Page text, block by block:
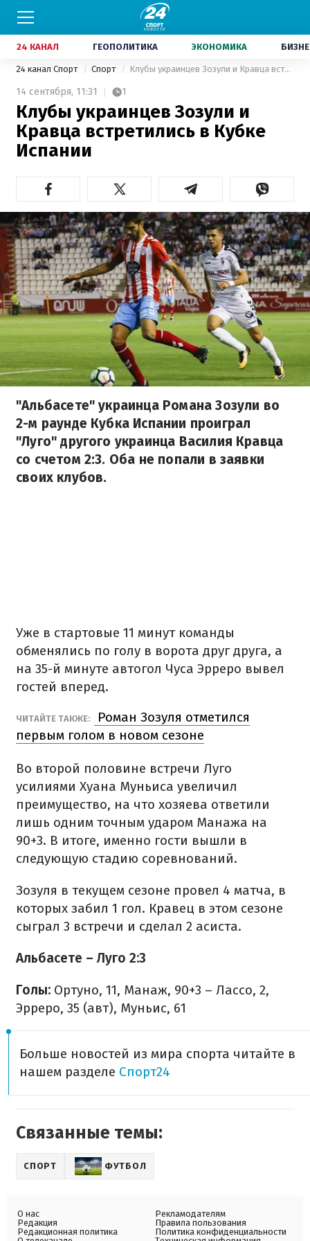
24 КАНАЛ ГЕОПОЛИТИКА ЭКОНОМИКА
24 канал Спорт Спорт Клубы украинцев Зозули и Кравца встретились в Кубке Испании
14 сентября, 11:31 1
Клубы украинцев Зозули и
Кравца встретились в Кубке
Испании
"Альбасете" украинца Романа Зозули во
2-м раунде Кубка Испании проиграл
"Луго" другого украинца Василия Кравца
со счетом 2:3. Оба не попали в заявки
своих клубов.
Уже в стартовые 11 минут команды
обменялись по голу в ворота друг друга, а
на 35-й минуте автогол Чуса Эрреро вывел
гостей вперед.
ЧИТАЙТЕ ТАКЖЕ:
Роман Зозуля отметился
первым голом в новом сезоне
Во второй половине встречи Луго
усилиями Хуана Муньиса увеличил
преимущество, на что хозяева ответили
лишь одним точным ударом Манажа на
90+3. В итоге, именно гости вышли в
следующую стадию соревнований.
Зозуля в текущем сезоне провел 4 матча, в
которых забил 1 гол. Кравец в этом сезоне
сыграл 3 встречи и сделал 2 асиста.
Альбасете – Луго 2:3
Голы: Ортуно, 11, Манаж, 90+3 – Лассо, 2,
Эрреро, 35 (авт), Муньис, 61
Больше новостей из мира спорта читайте в
нашем разделе Спорт24
Связанные темы:
СПОРТ ФУТБОЛ
О нас
Редакция
Редакционная политика
Рекламодателям
Правила пользования
Политика конфиденциальности